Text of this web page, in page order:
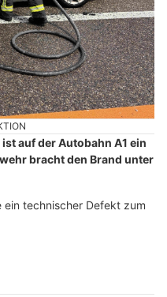
auf der Autobahn A1 ein
bracht den Brand unter
technischer Defekt zum